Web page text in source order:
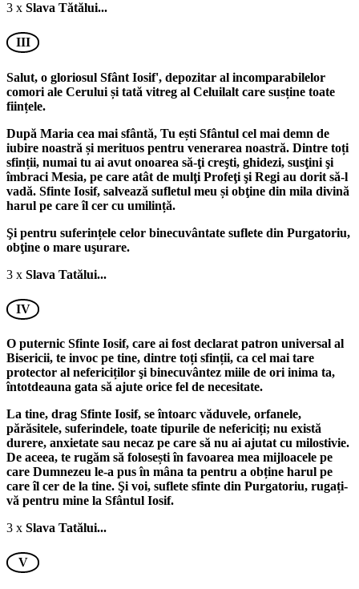
3 x Slava Tătălui...
III
Salut, o gloriosul Sfânt Iosif', depozitar al incomparabilelor
comori ale Cerului și tată vitreg al Celuilalt care susține toate
ființele.
După Maria cea mai sfântă, Tu ești Sfântul cel mai demn de
iubire noastră și merituos pentru venerarea noastră. Dintre toți
sfinții, numai tu ai avut onoarea să-ţi creşti, ghidezi, susţini şi
îmbraci Mesia, pe care atât de mulţi Profeţi şi Regi au dorit să-l
vadă. Sfinte Iosif, salvează sufletul meu și obţine din mila divină
harul pe care îl cer cu umilință.
Şi pentru suferințele celor binecuvântate suflete din Purgatoriu,
obţine o mare uşurare.
3 x Slava Tatălui...
IV
O puternic Sfinte Iosif, care ai fost declarat patron universal al
Bisericii, te invoc pe tine, dintre toți sfinții, ca cel mai tare
protector al nefericiților şi binecuvântez miile de ori inima ta,
întotdeauna gata să ajute orice fel de necesitate.
La tine, drag Sfinte Iosif, se întoarc văduvele, orfanele,
părăsitele, suferindele, toate tipurile de nefericiți; nu există
durere, anxietate sau necaz pe care să nu ai ajutat cu milostivie.
De aceea, te rugăm să folosești în favoarea mea mijloacele pe
care Dumnezeu le-a pus în mâna ta pentru a obține harul pe
care îl cer de la tine. Şi voi, suflete sfinte din Purgatoriu, rugați-
vă pentru mine la Sfântul Iosif.
3 x Slava Tatălui...
V